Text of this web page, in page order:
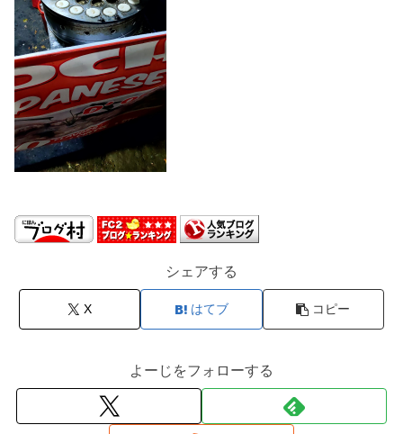
シェアする
X はてブ コピー
よーじをフォローする